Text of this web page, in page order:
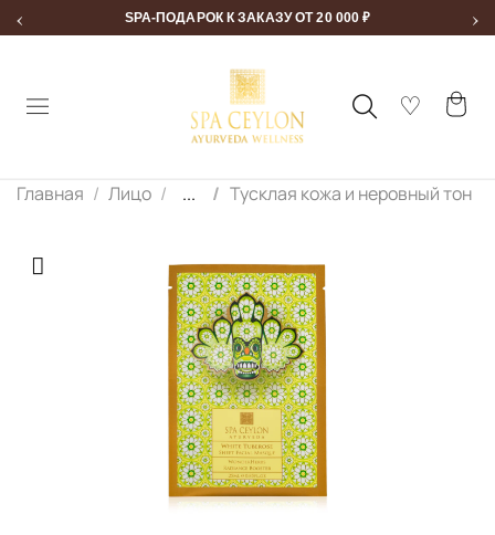
‹ SPA-ПОДАРОК К ЗАКАЗУ ОТ 20 000 ₽ ›
Главная Лицо ... Тусклая кожа и неровный тон